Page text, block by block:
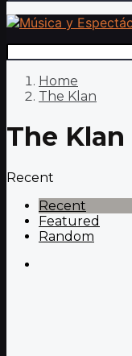
Home
The Klan
The Klan
Recent
Recent
Featured
Random